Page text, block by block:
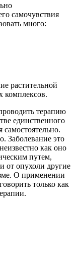
самочувствия
много:
растительной
комплексов.
терапию
единственного
самостоятельно.
Заболевание это
как оно
путем,
от опухоли другие
О применении
только как